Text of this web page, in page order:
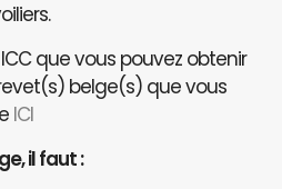
que vous pouvez obtenir
belge(s) que vous
ICI
il faut :